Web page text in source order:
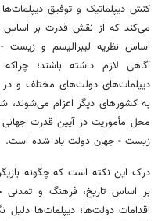
کنش دیپلماتیک و توفیق
می‌کند که از نقش قدرت بر اساس
اساس نظریه لیبرالیسم و زیست -
آگاهی لازم داشته باشند؛
دیپلمات‌های دولت‌های مختلف و در
به کشورهای دیگر اعزام
محل مأموریت در آیین قدرت
زیست - جهان دولت یاد شده است.
درک این نکته است که چگونه
بر اساس تاریخ، فرهنگ و
اقدامات دولت‌ها؛ دیپلمات‌ها